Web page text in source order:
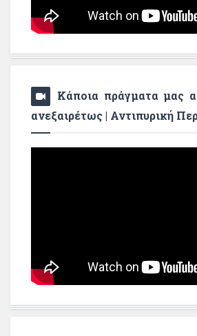
Κάποια πράγματα μας
ανεξαιρέτως | Αντιπυρική